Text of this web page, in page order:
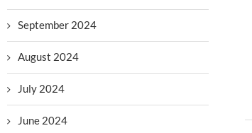
September 2024
August 2024
July 2024
June 2024